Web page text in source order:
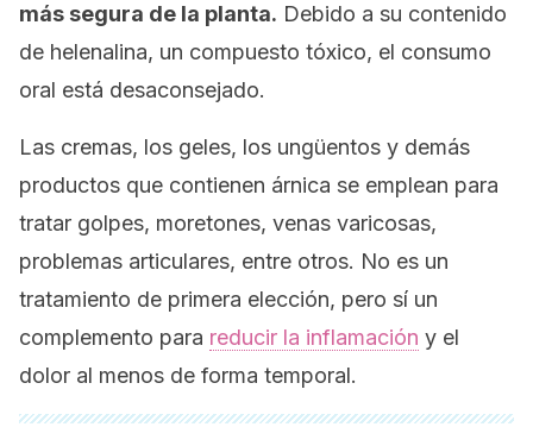
más segura de la planta. Debido a su contenido
de helenalina, un compuesto tóxico, el consumo
oral está desaconsejado.
Las cremas, los geles, los ungüentos y demás
productos que contienen árnica se emplean para
tratar golpes, moretones, venas varicosas,
problemas articulares, entre otros. No es un
tratamiento de primera elección, pero sí un
complemento para reducir la inflamación y el
dolor al menos de forma temporal.